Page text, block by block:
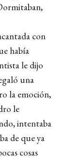
con
había
le dijo
una
la emoción,
le
intentaba
de que ya
cosas